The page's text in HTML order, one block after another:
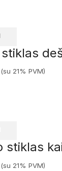
(su 21% PVM)
stiklas
(su 21% PVM)